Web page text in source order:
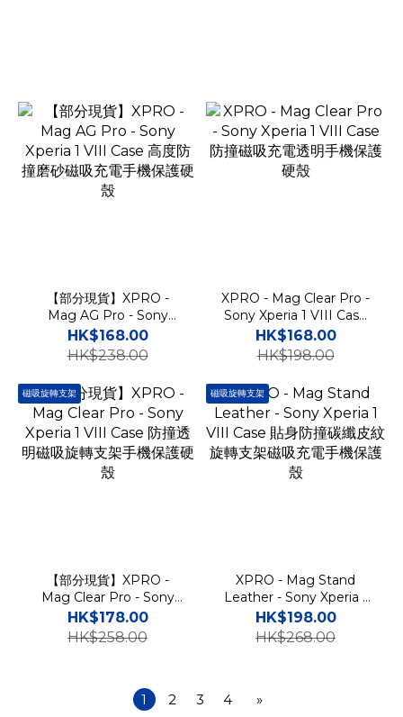
【部分現貨】XPRO -
Mag AG Pro - Sony
Xperia 1 VIII Case 高度防
撞磨砂磁吸充電手機保護硬
HK$168.00
HK$238.00
XPRO - Mag Clear Pro -
Sony Xperia 1 VIII Case
防撞磁吸充電透明手機保護
硬殼
HK$168.00
HK$198.00
磁吸旋轉支架
【部分現貨】XPRO -
Mag Clear Pro - Sony
Xperia 1 VIII Case 防撞透
明磁吸旋轉支架手機保護硬
HK$178.00
HK$258.00
磁吸旋轉支架
XPRO - Mag Stand
Leather - Sony Xperia 1
VIII Case 貼身防撞碳纖皮
紋旋轉支架磁吸充電手機保
HK$198.00
HK$268.00
1 2 3 4 »